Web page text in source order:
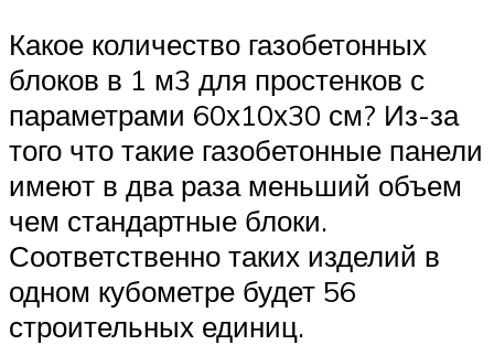
Какое количество газобетонных
блоков в 1 м3 для простенков с
параметрами 60х10х30 см? Из-за
того что такие газобетонные панели
имеют в два раза меньший объем
чем стандартные блоки.
Соответственно таких изделий в
одном кубометре будет 56
строительных единиц.